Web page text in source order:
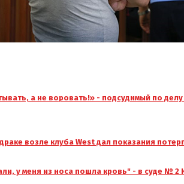
а не воровать!» - подсудимый по
возле клуба West дал показания
у меня из носа пошла кровь" - в суде № 2